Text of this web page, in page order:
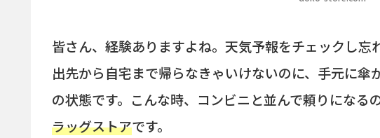
皆さん、経験ありますよね。天気予報をチェックし
出先から自宅まで帰らなきゃいけないのに、手元に傘
の状態です。こんな時、コンビニと並んで頼りになる
ラッグストアです。